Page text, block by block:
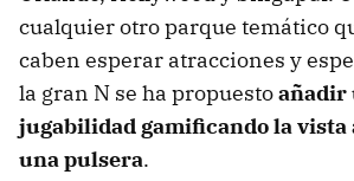
cualquier otro parque temático
caben esperar atracciones y
la gran N se ha propuestoañadir
jugabilidad gamificando la vista
una pulsera.